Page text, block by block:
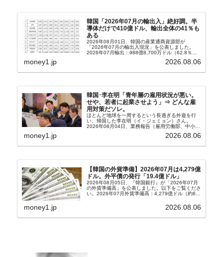
韓国「2026年07月の輸出入」絶好調。半
導体だけで410億ドル、輸出全体の41％も
ある
2026年08月01日、韓国の産業通商資源部が
「2026年07月の輸出入現況」を公表しました。
2026年07月輸出：988億8,700万ドル（62.8％）
money1.jp 2026.08.06
韓国･李在明「青年層の雇用状況が悪い。
せや、若者に起業させよう」⇒ どんな雇
用対策だソレ。
ほとんど地球を一周するという長過ぎる外遊を行
い、帰国した李在明（イ・ジェミョン）さん。
2026年08月04日、業務報告（雇用労働部、中小ベ
ンチャー企業部、公正取引委員会）を主催。この席
上、韓国大統領に成りおおせた李在明（イ・ジェミ
money1.jp 2026.08.06
【韓国の外貨準備】2026年07月は4,279億
ドル。外平債の発行「19.4億ドル」
2026年08月05日、『韓国銀行』が「2026年07月
の外貨準備高」を公表しました。以下をご覧くださ
い。2026年07月外貨準備高：4,279億ドル（約67
money1.jp 2026.08.06